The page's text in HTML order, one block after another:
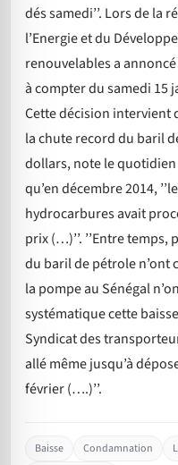
dés samedi’’. Lors de la
l’Energie et du
renouvelables a
à compter du samedi 15
Cette décision intervient
la chute record du baril
dollars, note le
qu’en décembre 2014,
hydrocarbures avait
prix (…)’’. ’’Entre
du baril de pétrole n’ont
la pompe au Sénégal
systématique cette
Syndicat des
allé même jusqu’à
février (….)’’.
Baisse Condamnation